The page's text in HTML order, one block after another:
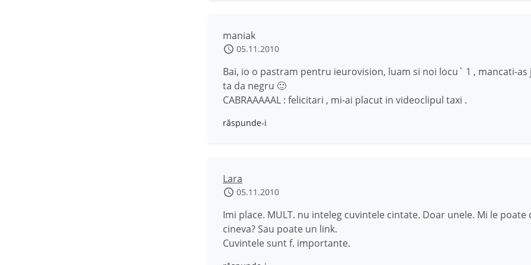
maniak
05.11.2010
Bai, io o pastram pentru ieurovision, luam si noi locu` 1 , mancati-as
ta da negru 🙂
CABRAAAAAL : felicitari , mi-ai placut in videoclipul taxi .
răspunde-i
Lara
05.11.2010
Imi place. MULT. nu inteleg cuvintele cintate. Doar unele. Mi le poate
cineva? Sau poate un link.
Cuvintele sunt f. importante.